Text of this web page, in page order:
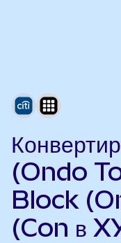
(Ondo
Block
(Con в